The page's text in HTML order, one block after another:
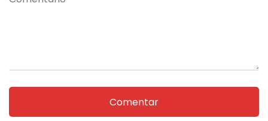
Comentar